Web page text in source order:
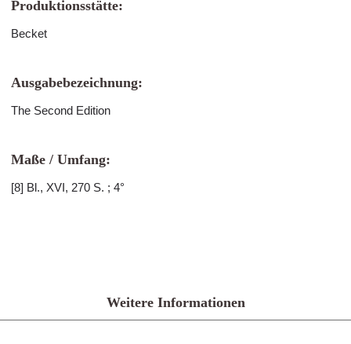
Produktionsstätte:
Becket
Ausgabebezeichnung:
The Second Edition
Maße / Umfang:
[8] Bl., XVI, 270 S. ; 4°
Weitere Informationen